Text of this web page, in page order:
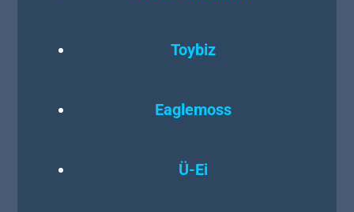
Toybiz
Eaglemoss
Ü-Ei